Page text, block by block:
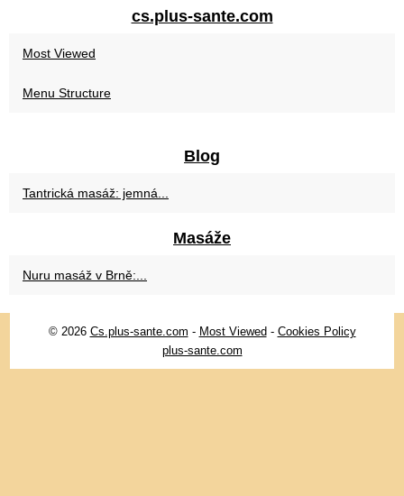
cs.plus-sante.com
Most Viewed
Menu Structure
Blog
Tantrická masáž: jemná...
Masáže
Nuru masáž v Brně:...
© 2026 Cs.plus-sante.com - Most Viewed - Cookies Policy
plus-sante.com